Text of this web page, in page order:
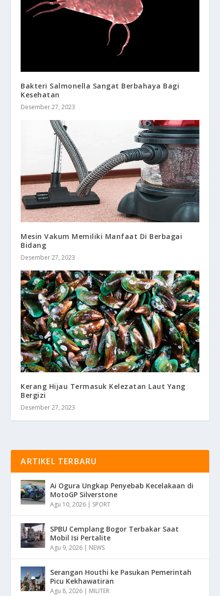
Bakteri Salmonella Sangat Berbahaya Bagi
Kesehatan
Desember 27, 2023
Mesin Vakum Memiliki Manfaat Di Berbagai
Bidang
Desember 27, 2023
Kerang Hijau Termasuk Kelezatan Laut Yang
Bergizi
Desember 27, 2023
ARTIKEL TERBARU
Ai Ogura Ungkap Penyebab Kecelakaan di
MotoGP Silverstone
Agu 10, 2026 SPORT
SPBU Cemplang Bogor Terbakar Saat
Mobil Isi Pertalite
Agu 9, 2026 NEWS
Serangan Houthi ke Pasukan Pemerintah
Picu Kekhawatiran
Agu 8, 2026 MILITER